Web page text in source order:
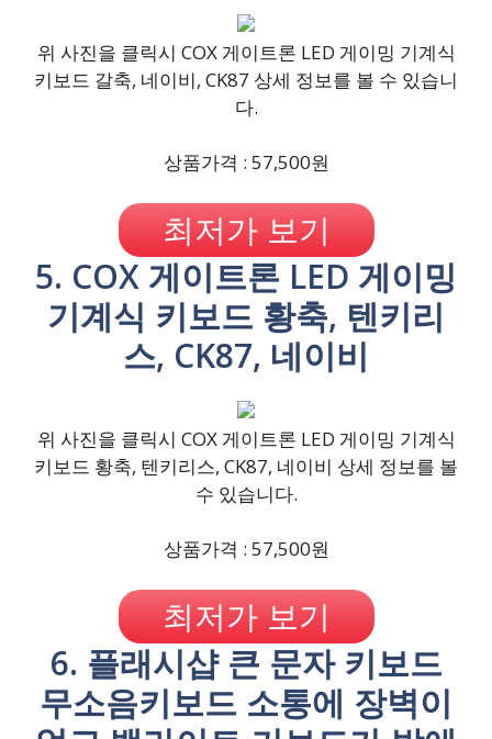
위 사진을 클릭시 COX 게이트론 LED 게이밍 기계식
키보드 갈축, 네이비, CK87 상세 정보를 볼 수 있습니
다.
상품가격 : 57,500원
최저가 보기
5. COX 게이트론 LED 게이밍
기계식 키보드 황축, 텐키리
스, CK87, 네이비
위 사진을 클릭시 COX 게이트론 LED 게이밍 기계식
키보드 황축, 텐키리스, CK87, 네이비 상세 정보를 볼
수 있습니다.
상품가격 : 57,500원
최저가 보기
6. 플래시샵 큰 문자 키보드
무소음키보드 소통에 장벽이